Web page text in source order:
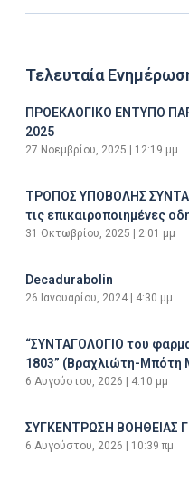
Τελευταία
ΠΡΟΕΚΛΟΓΙΚΟ ΕΝΤΥΠΟ
2025
27 Νοεμβρίου, 2025 12:19 μμ
ΤΡΟΠΟΣ ΥΠΟΒΟΛΗΣ
τις επικαιροποιημένες
31 Οκτωβρίου, 2025 2:01 μμ
Decadurabolin
26 Ιανουαρίου, 2024 4:30 μμ
“ΣΥΝΤΑΓΟΛΟΓΙΟ του
1803” (Βραχλιώτη-Μπότη
6 Αυγούστου, 2026 4:10 μμ
ΣΥΓΚΕΝΤΡΩΣΗ ΒΟΗΘΕΙΑΣ
6 Αυγούστου, 2026 10:39 πμ